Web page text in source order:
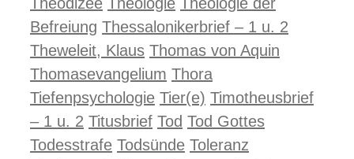
Befreiung Thessalonikerbrief – 1 u. 2
Theweleit, Klaus Thomas von Aquin
Thomasevangelium Thora
Tiefenpsychologie Tier(e) Timotheusbrief
– 1 u. 2 Titusbrief Tod Tod Gottes
Todesstrafe Todsünde Toleranz